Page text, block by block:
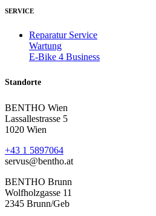
SERVICE
Reparatur Service
Wartung
E-Bike 4 Business
Standorte
BENTHO Wien
Lassallestrasse 5
1020 Wien
+43 1 5897064
servus@bentho.at
BENTHO Brunn
Wolfholzgasse 11
2345 Brunn/Geb